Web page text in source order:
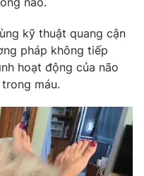
video
Thể thao
động sản
lòng Việt
kỹ thuật quang cận
pháp không tiếp
hoạt động của não
máu.